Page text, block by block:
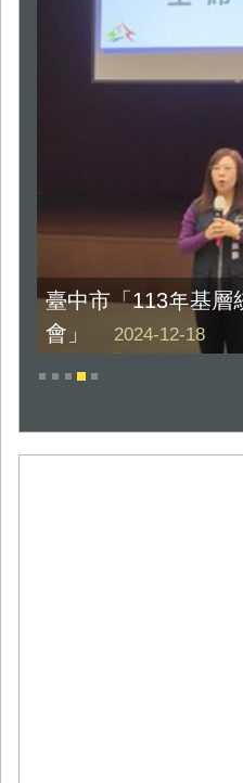
「113年基層統計調查網
2024-12-18